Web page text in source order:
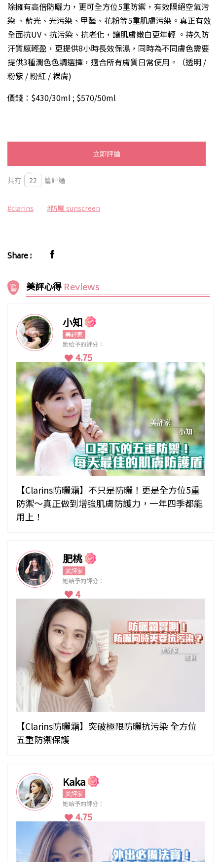
除擁有高倍防曬力，更可全方位5重防禦，有效隔絕空氣污
染 、藍光、光污染、甲醛、花粉等5重肌膚污染。真正有效
全面抗UV、抗污染、抗老化，讓肌膚嫩白更年輕 。持久防
汗質感輕盈，更提供8小時長效保濕，同時為不同膚色需要
提供3種潤色色調選擇，適合所有膚質日常使用。（透明 /
粉紫 / 粉紅 /裸膚)
價錢：$430/30ml ; $570/50ml
立即評論
共有 22 篇評論
#clarins #防曬 sunscreen
Share :
美評心得 Reviews
小知
美評家
她給予的評分：
4.75
【Clarins防曬霜】不只是防曬！更是全方位5重
防禦～真正做到增強肌膚防護力，一年四季都能
用上！
肥桃
美評家
她給予的評分：
4
【Clarins防曬霜】突破極限防曬抗污染 全方位
五重防禦保護
Kaka
美評家
她給予的評分：
4.75